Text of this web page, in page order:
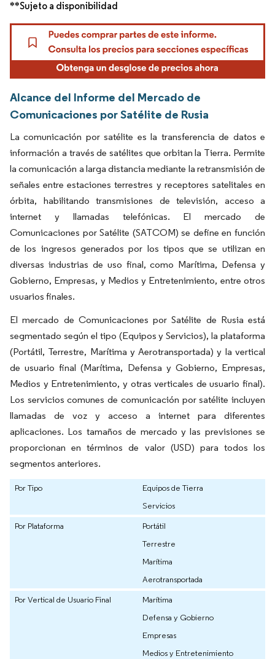
**Sujeto a disponibilidad
Alcance del Informe del Mercado de
Comunicaciones por Satélite de Rusia
La comunicación por satélite es la transferencia de datos e
información a través de satélites que orbitan la Tierra. Permite
la comunicación a larga distancia mediante la retransmisión de
señales entre estaciones terrestres y receptores satelitales en
órbita, habilitando transmisiones de televisión, acceso a
internet y llamadas telefónicas. El mercado de
Comunicaciones por Satélite (SATCOM) se define en función
de los ingresos generados por los tipos que se utilizan en
diversas industrias de uso final, como Marítima, Defensa y
Gobierno, Empresas, y Medios y Entretenimiento, entre otros
usuarios finales.
El mercado de Comunicaciones por Satélite de Rusia está
segmentado según el tipo (Equipos y Servicios), la plataforma
(Portátil, Terrestre, Marítima y Aerotransportada) y la vertical
de usuario final (Marítima, Defensa y Gobierno, Empresas,
Medios y Entretenimiento, y otras verticales de usuario final).
Los servicios comunes de comunicación por satélite incluyen
llamadas de voz y acceso a internet para diferentes
aplicaciones. Los tamaños de mercado y las previsiones se
proporcionan en términos de valor (USD) para todos los
segmentos anteriores.
Por Tipo
Equipos de Tierra
Servicios
Por Plataforma
Portátil
Terrestre
Marítima
Aerotransportada
Por Vertical de Usuario Final
Marítima
Defensa y Gobierno
Empresas
Medios y Entretenimiento